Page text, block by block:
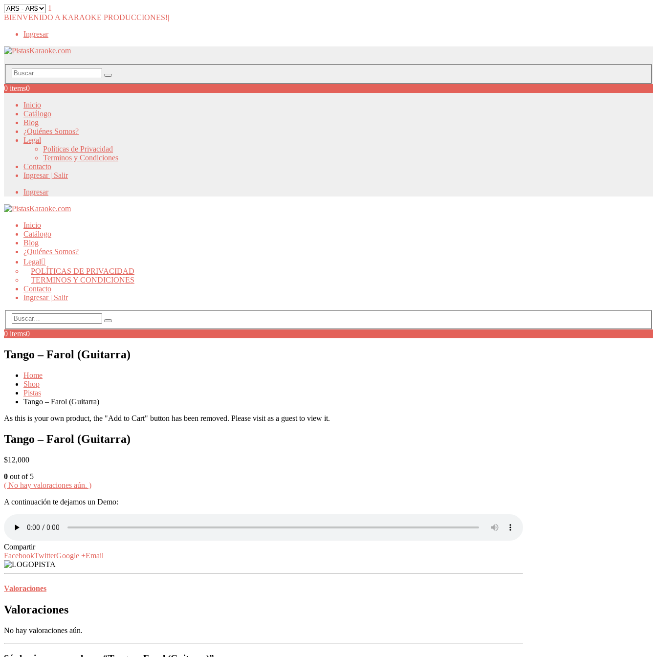
1
BIENVENIDO A KARAOKE PRODUCCIONES!|
Ingresar
0 items0
Inicio
Catálogo
Blog
¿Quiénes Somos?
Legal
Políticas de Privacidad
Terminos y Condiciones
Contacto
Ingresar | Salir
Ingresar
Inicio
Catálogo
Blog
¿Quiénes Somos?
Legal
POLÍTICAS DE PRIVACIDAD
TERMINOS Y CONDICIONES
Contacto
Ingresar | Salir
0 items0
Tango – Farol (Guitarra)
Home
Shop
Pistas
Tango – Farol (Guitarra)
As this is your own product, the "Add to Cart" button has been removed. Please visit as a guest to view it.
Tango – Farol (Guitarra)
$12,000
0 out of 5
( No hay valoraciones aún. )
A continuación te dejamos un Demo:
Compartir
FacebookTwitterGoogle +Email
Valoraciones
Valoraciones
No hay valoraciones aún.